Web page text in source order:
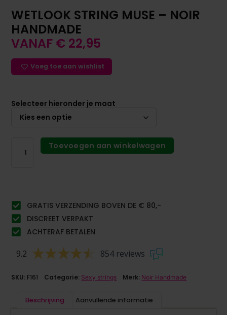
WETLOOK STRING MUSE – NOIR
HANDMADE
VANAF € 22,95
Voeg toe aan wishlist
Selecteer hieronder je maat
Toevoegen aan winkelwagen
GRATIS VERZENDING BOVEN DE € 80,-
DISCREET VERPAKT
ACHTERAF BETALEN
9.2 854 reviews
SKU: F161 Categorie: Sexy strings Merk: Noir Handmade
Beschrijving Aanvullende informatie